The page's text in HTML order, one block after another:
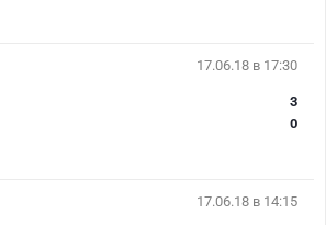
17.06.18 в 17:30
3
0
17.06.18 в 14:15